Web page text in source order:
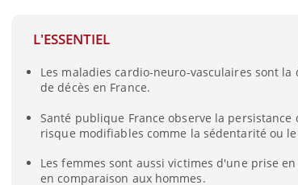
L'ESSENTIEL
Les maladies cardio-neuro-vasculaires sont la
de décès en France.
Santé publique France observe la persistance
risque modifiables comme la sédentarité ou
Les femmes sont aussi victimes d'une prise
en comparaison aux hommes.
de protéines pourrait
finalement être bénéfique
Grossesse et chaleur : ce
que dit la science